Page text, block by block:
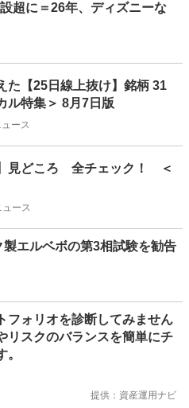
超に＝26年、ディズニーな
た【25日線上抜け】銘柄 31
特集＞ 8月7日版
ース
見どころ 全チェック！ ＜
ース
エルベボの第3相試験を勧告
フォリオを診断してみません
リスクのバランスを簡単にチ
。
提供：資産運用ナビ